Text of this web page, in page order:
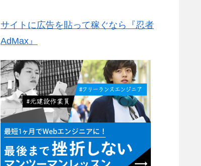
サイトに広告を貼って稼ぐなら『忍者
AdMax』